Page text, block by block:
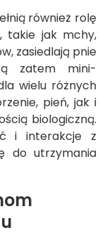
również rolę
takie jak mchy,
zasiedlają pnie
zatem mini-
wielu różnych
pień, jak i
biologiczną.
i interakcje z
do utrzymania